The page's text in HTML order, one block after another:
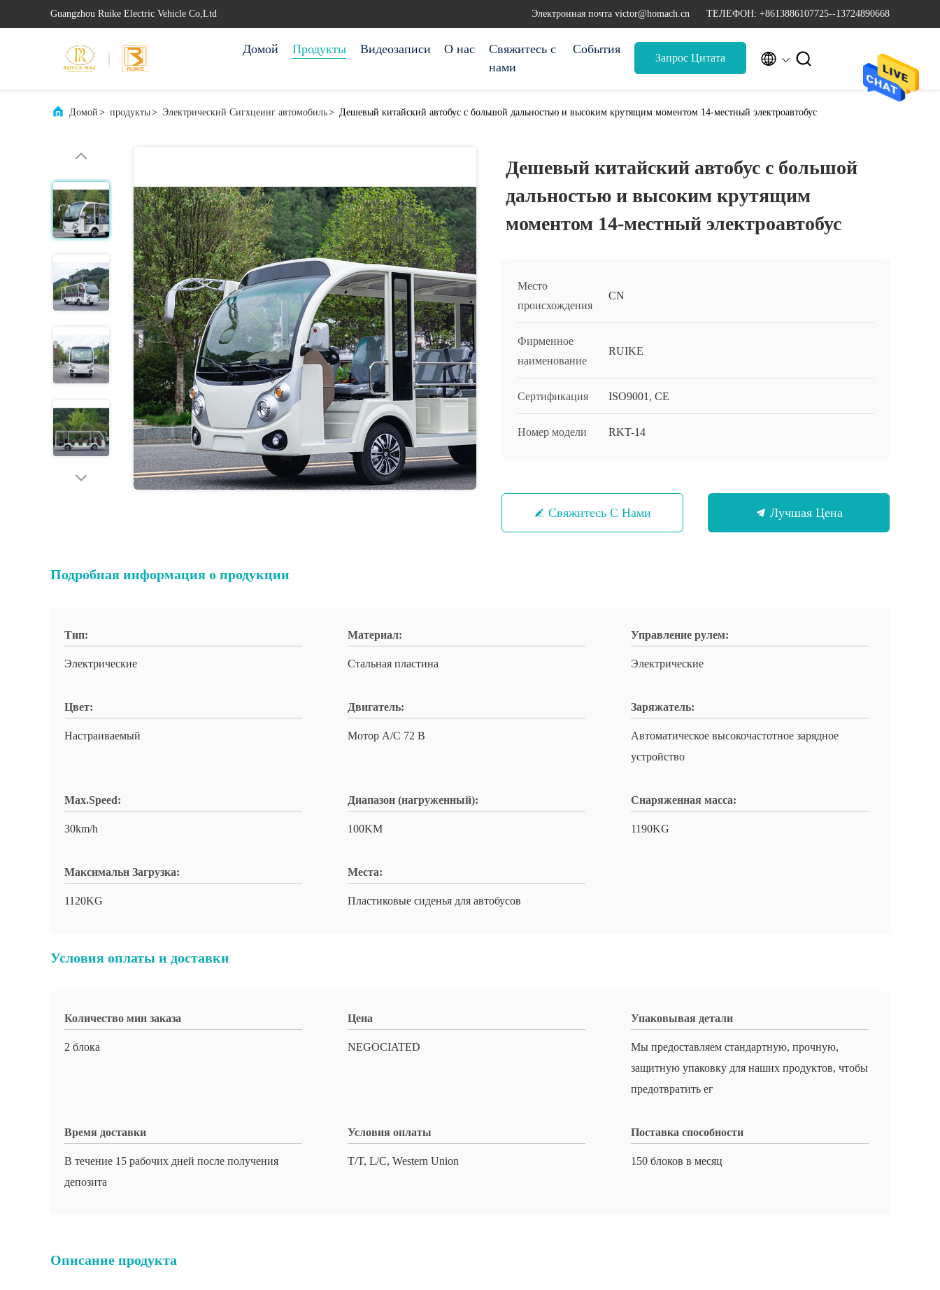
Guangzhou Ruike Electric Vehicle Co,Ltd Электронная почта victor@homach.cn ТЕЛЕФОН: +8613886107725--13724890668
Домой Продукты Видеозаписи О нас
Свяжитесь с
нами
События
Запрос Цитата  
Домой > продукты> Электрический Сигхцеинг автомобиль> Дешевый китайский автобус с большой дальностью и высоким крутящим моментом 14-местный электроавтобус
Дешевый китайский автобус с большой
дальностью и высоким крутящим
моментом 14-местный электроавтобус
Место
происхождения
CN
Фирменное
наименование
RUIKE
Сертификация ISO9001, CE
Номер модели RKT-14
Свяжитесь С Нами Лучшая Цена
Подробная информация о продукции
Тип:
Электрические
Материал:
Стальная пластина
Управление рулем:
Электрические
Цвет:
Настраиваемый
Двигатель:
Мотор A/C 72 В
Заряжатель:
Автоматическое высокочастотное зарядное
устройство
Max.Speed:
30km/h
Диапазон (нагруженный):
100KM
Снаряженная масса:
1190KG
Максимальн Загрузка:
1120KG
Места:
Пластиковые сиденья для автобусов
Условия оплаты и доставки
Количество мин заказа
2 блока
Цена
NEGOCIATED
Упаковывая детали
Мы предоставляем стандартную, прочную,
защитную упаковку для наших продуктов, чтобы
предотвратить ег
Время доставки
В течение 15 рабочих дней после получения
депозита
Условия оплаты
T/T, L/C, Western Union
Поставка способности
150 блоков в месяц
Описание продукта